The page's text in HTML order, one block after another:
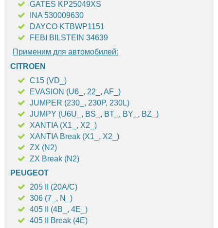
GATES KP25049XS
INA 530009630
DAYCO KTBWP1151
FEBI BILSTEIN 34639
Применим для автомобилей:
CITROEN
C15 (VD_)
EVASION (U6_, 22_, AF_)
JUMPER (230_, 230P, 230L)
JUMPY (U6U_, BS_, BT_, BY_, BZ_)
XANTIA (X1_, X2_)
XANTIA Break (X1_, X2_)
ZX (N2)
ZX Break (N2)
PEUGEOT
205 II (20A/C)
306 (7_, N_)
405 II (4B_, 4E_)
405 II Break (4E)